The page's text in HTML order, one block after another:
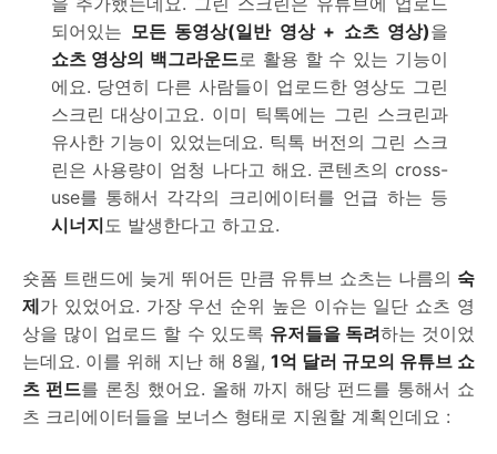
되어있는 모든 동영상(일반 영상 + 쇼츠 영상)을
쇼츠 영상의 백그라운드로 활용 할 수 있는 기능이
에요. 당연히 다른 사람들이 업로드한 영상도 그린
스크린 대상이고요. 이미 틱톡에는 그린 스크린과
유사한 기능이 있었는데요. 틱톡 버전의 그린 스크
린은 사용량이 엄청 나다고 해요. 콘텐츠의 cross-
use를 통해서 각각의 크리에이터를 언급 하는 등
시너지 도 발생한다고 하고요.
숏폼 트랜드에 늦게 뛰어든 만큼 유튜브 쇼츠는 나름의 숙
제가 있었어요. 가장 우선 순위 높은 이슈는 일단 쇼츠 영
상을 많이 업로드 할 수 있도록 유저들을 독려하는 것이었
는데요. 이를 위해 지난 해 8월, 1억 달러 규모의 유튜브 쇼
츠 펀드를 론칭 했어요. 올해 까지 해당 펀드를 통해서 쇼
츠 크리에이터들을 보너스 형태로 지원할 계획인데요 :